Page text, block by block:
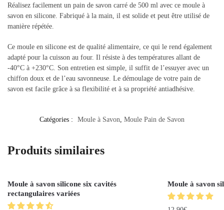
Réalisez facilement un pain de savon carré de 500 ml avec ce moule à
savon en silicone. Fabriqué à la main, il est solide et peut être utilisé de
manière répétée.
Ce moule en silicone est de qualité alimentaire, ce qui le rend également
adapté pour la cuisson au four. Il résiste à des températures allant de
-40°C à +230°C. Son entretien est simple, il suffit de l’essuyer avec un
chiffon doux et de l’eau savonneuse. Le démoulage de votre pain de
savon est facile grâce à sa flexibilité et à sa propriété antiadhésive.
Catégories : Moule à Savon Moule Pain de Savon
Produits similaires
Moule à savon silicone six cavités
rectangulaires variées
Moule à savon